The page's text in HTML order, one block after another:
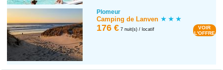
Plomeur
Camping de Lanven
176 € 7 nuit(s) / locatif
VOIR
L'OFFRE